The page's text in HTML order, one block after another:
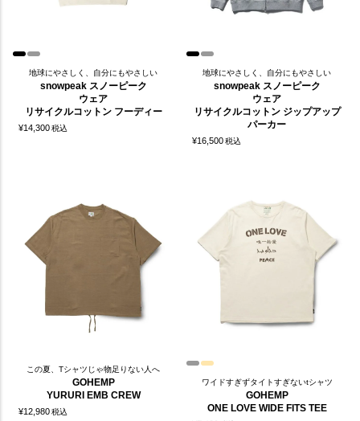
地球にやさしく、自分にもやさしい
snowpeak スノーピーク
ウェア
リサイクルコットン フーディー
¥14,300税込
地球にやさしく、自分にもやさしい
snowpeak スノーピーク
ウェア
リサイクルコットン ジップアップ
パーカー
¥16,500税込
この夏、Tシャツじゃ物足りない人へ
GOHEMP
YURURI EMB CREW
¥12,980税込
ワイドすぎずタイトすぎないtシャツ
GOHEMP
ONE LOVE WIDE FITS TEE